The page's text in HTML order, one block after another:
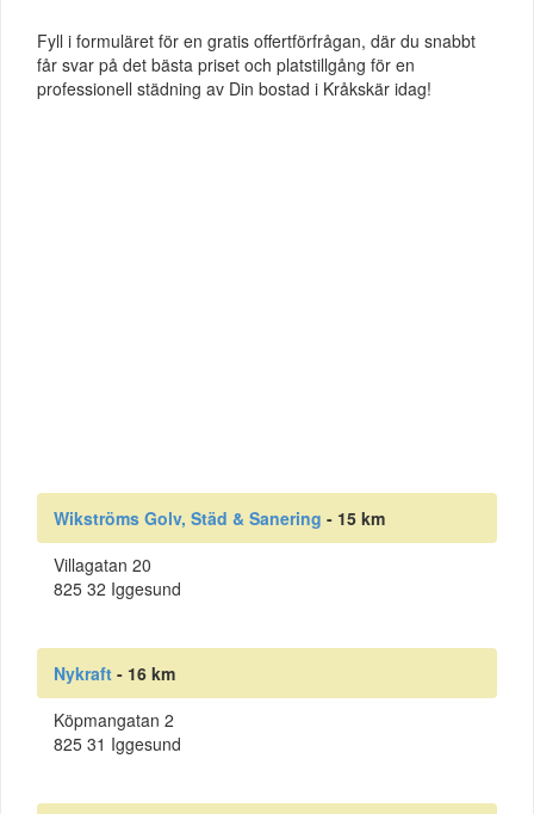
Fyll i formuläret för en gratis offertförfrågan, där du snabbt
får svar på det bästa priset och platstillgång för en
professionell städning av Din bostad i Kråkskär idag!
Wikströms Golv, Städ & Sanering - 15 km
Villagatan 20
825 32 Iggesund
Nykraft - 16 km
Köpmangatan 2
825 31 Iggesund